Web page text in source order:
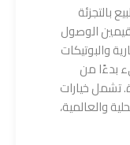
بالتجزئة
الوصول
والبوتيكات
بدءًا من
تشمل خيارات
والعالمية،